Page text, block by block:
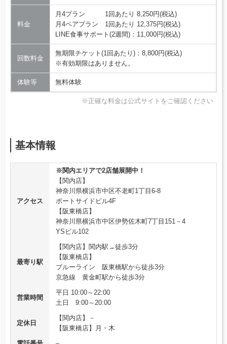
料金
月4プラン 1回あたり 8,250円(税込)
月4ペアプラン 1回あたり 12,375円(税込)
LINE食事サポート(2週間)：11,000円(税込)
回数料金
無期限チケット(1回あたり)：8,800円(税込)
※有効期限はありません。
体験等 無料体験
※正確な料金は公式サイトをご確認ください
基本情報
アクセス
※関内エリアで2店舗展開中！
【関内店】
神奈川県横浜市中区不老町1丁目6-8
ポートサイドビル4F
【阪東橋店】
神奈川県横浜市中区伊勢佐木町7丁目151－4
YSビル102
最寄り駅
【関内店】関内駅→徒歩3分
【阪東橋店】
ブルーライン 阪東橋駅から徒歩3分
京急線 黄金町駅から徒歩3分
営業時間
平日 10:00～22:00
土日 9:00～20:00
定休日
【関内店】－
【阪東橋店】月・木